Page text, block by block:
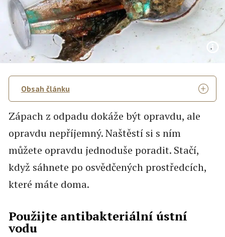
Obsah článku
Zápach z odpadu dokáže být opravdu, ale
opravdu nepříjemný. Naštěstí si s ním
můžete opravdu jednoduše poradit. Stačí,
když sáhnete po osvědčených prostředcích,
které máte doma.
Použijte antibakteriální ústní
vodu